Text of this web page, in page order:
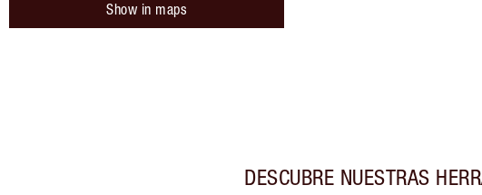
Show in maps
DESCUBRE NUESTRAS